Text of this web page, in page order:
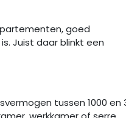
goed
Juist daar blinkt een
tussen 1000 en